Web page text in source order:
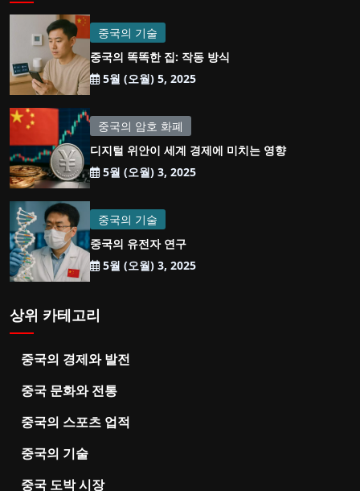
중국의 기술
중국의 똑똑한 집: 작동 방식
5월 (오월) 5, 2025
중국의 암호 화폐
디지털 위안이 세계 경제에 미치는 영향
5월 (오월) 3, 2025
중국의 기술
중국의 유전자 연구
5월 (오월) 3, 2025
상위 카테고리
중국의 경제와 발전
중국 문화와 전통
중국의 스포츠 업적
중국의 기술
중국 도박 시장